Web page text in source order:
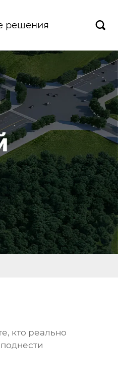
решения 
кто реально